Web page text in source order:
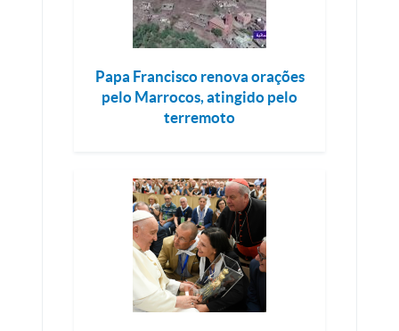
Papa Francisco renova orações
pelo Marrocos, atingido pelo
terremoto